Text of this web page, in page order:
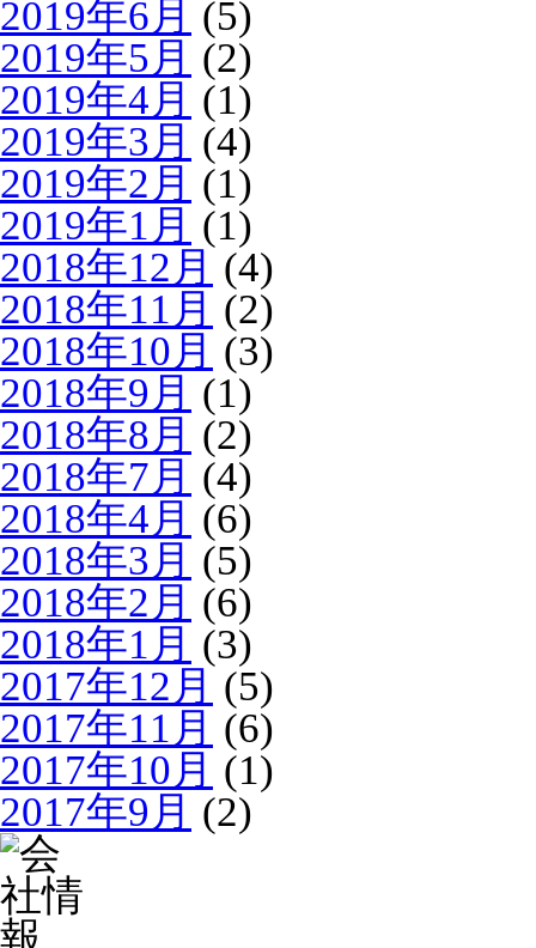
2019年6月 (5)
2019年5月 (2)
2019年4月 (1)
2019年3月 (4)
2019年2月 (1)
2019年1月 (1)
2018年12月 (4)
2018年11月 (2)
2018年10月 (3)
2018年9月 (1)
2018年8月 (2)
2018年7月 (4)
2018年4月 (6)
2018年3月 (5)
2018年2月 (6)
2018年1月 (3)
2017年12月 (5)
2017年11月 (6)
2017年10月 (1)
2017年9月 (2)